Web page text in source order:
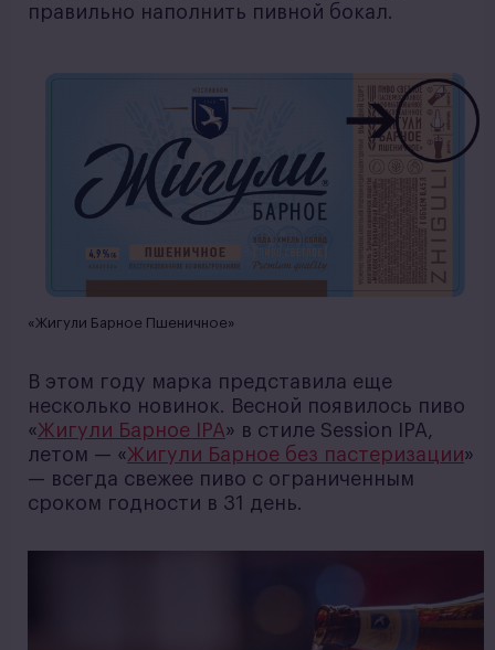
правильно наполнить пивной бокал.
«Жигули Барное Пшеничное»
В этом году марка представила еще
несколько новинок. Весной появилось пиво
«Жигули Барное IPA» в стиле Session IPA,
летом — «Жигули Барное без пастеризации»
— всегда свежее пиво с ограниченным
сроком годности в 31 день.